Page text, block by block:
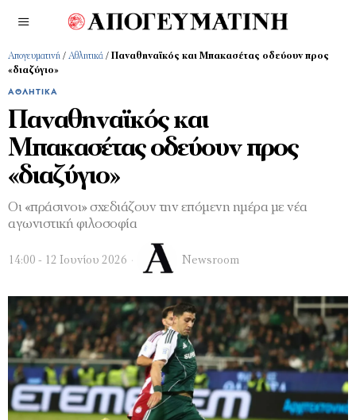
Απογευματινή / Αθλητικά / Παναθηναϊκός και Μπακασέτας οδεύουν προς
«διαζύγιο»
ΑΘΛΗΤΙΚΆ
Παναθηναϊκός και
Μπακασέτας οδεύουν προς
«διαζύγιο»
Οι «πράσινοι» σχεδιάζουν την επόμενη ημέρα με νέα
αγωνιστική φιλοσοφία
14:00 - 12 Ιουνίου 2026 Newsroom